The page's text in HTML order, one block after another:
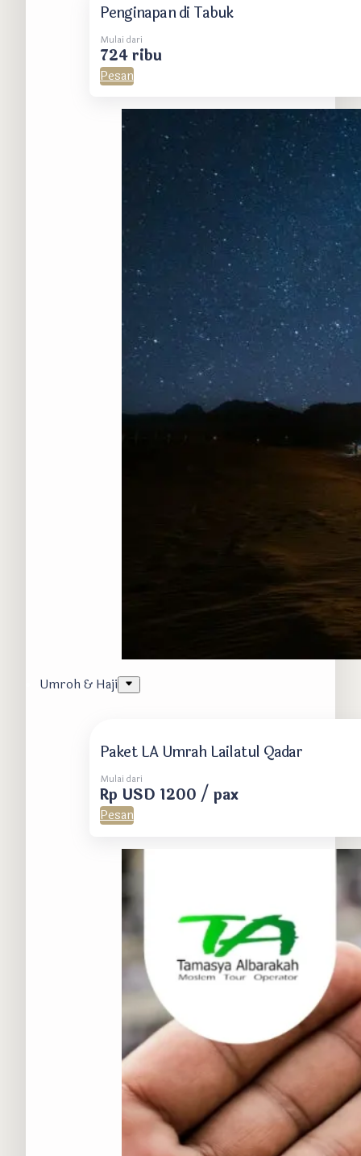
Penginapan di Tabuk
Mulai dari
724 ribu
Pesan
Umroh & Haji
Paket LA Umrah Lailatul Qadar
Mulai dari
Rp USD 1200 / pax
Pesan